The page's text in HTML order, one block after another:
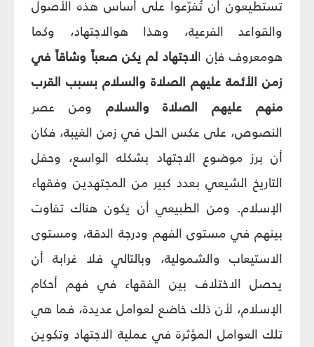
تستطيعون أن تُفرّعوا على أساس هذه الأصول
والقواعد الفرعية، وهذا هوالاجتهاد، وكما
هومعروف فإن الاجتهاد لم يكن صعباً وشاقاً في
زمن الأئمة عليهم الصلاة والسلام بسبب القرب
منهم عليهم الصلاة والسلام ومن عصر
النصوص، على عكس الحل في زمن الغيبة، فكان
أن برز موضوع الاجتهاد بشكله الواسع، وحفل
التاريخ الشيعي بعدد كبير من المجتهدين وفقهاء
الإسلام. ومن الطبيعي أن يكون هناك تفاوت
بينهم في مستوى الفهم ودرجة الدقة، ومستوى
الاستيعاب والشمولية، وبالتالي فلا غرابة أن
يحصل الاختلاف بين الفقهاء في فهم أحكام
الإسلام، لأن ذلك خاضع لعوامل عديدة، فما هي
تلك العوامل المؤثرة في عملية الاجتهاد وتكوين